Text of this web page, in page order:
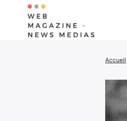
Accueil